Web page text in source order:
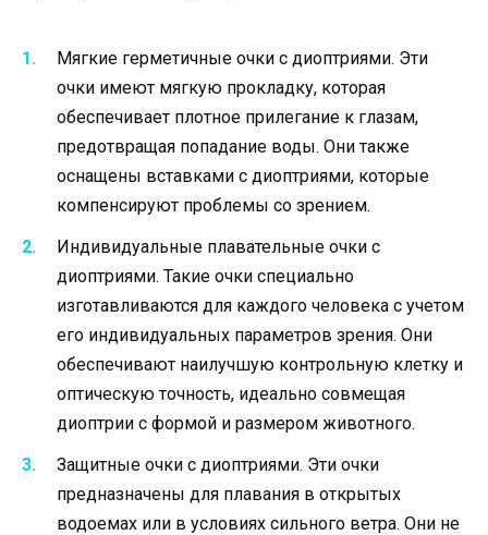
Мягкие герметичные очки с диоптриями. Эти
очки имеют мягкую прокладку, которая
обеспечивает плотное прилегание к глазам,
предотвращая попадание воды. Они также
оснащены вставками с диоптриями, которые
компенсируют проблемы со зрением.
Индивидуальные плавательные очки с
диоптриями. Такие очки специально
изготавливаются для каждого человека с учетом
его индивидуальных параметров зрения. Они
обеспечивают наилучшую контрольную клетку и
оптическую точность, идеально совмещая
диоптрии с формой и размером животного.
Защитные очки с диоптриями. Эти очки
предназначены для плавания в открытых
водоемах или в условиях сильного ветра. Они не